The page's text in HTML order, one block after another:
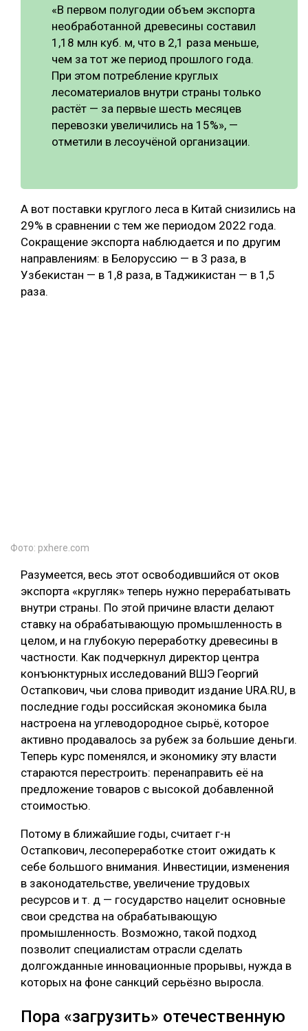
«В первом полугодии объем экспорта
необработанной древесины составил
1,18 млн куб. м, что в 2,1 раза меньше,
чем за тот же период прошлого года.
При этом потребление круглых
лесоматериалов внутри страны только
растёт — за первые шесть месяцев
перевозки увеличились на 15%», —
отметили в лесоучёной организации.
А вот поставки круглого леса в Китай снизились на
29% в сравнении с тем же периодом 2022 года.
Сокращение экспорта наблюдается и по другим
направлениям: в Белоруссию — в 3 раза, в
Узбекистан — в 1,8 раза, в Таджикистан — в 1,5
раза.
Фото: pxhere.com
Разумеется, весь этот освободившийся от оков
экспорта «кругляк» теперь нужно перерабатывать
внутри страны. По этой причине власти делают
ставку на обрабатывающую промышленность в
целом, и на глубокую переработку древесины в
частности. Как подчеркнул директор центра
конъюнктурных исследований ВШЭ Георгий
Остапкович, чьи слова приводит издание URA.RU, в
последние годы российская экономика была
настроена на углеводородное сырьё, которое
активно продавалось за рубеж за большие деньги.
Теперь курс поменялся, и экономику эту власти
стараются перестроить: перенаправить её на
предложение товаров с высокой добавленной
стоимостью.
Потому в ближайшие годы, считает г-н
Остапкович, лесопереработке стоит ожидать к
себе большого внимания. Инвестиции, изменения
в законодательстве, увеличение трудовых
ресурсов и т. д — государство нацелит основные
свои средства на обрабатывающую
промышленность. Возможно, такой подход
позволит специалистам отрасли сделать
долгожданные инновационные прорывы, нужда в
которых на фоне санкций серьёзно выросла.
Пора «загрузить» отечественную